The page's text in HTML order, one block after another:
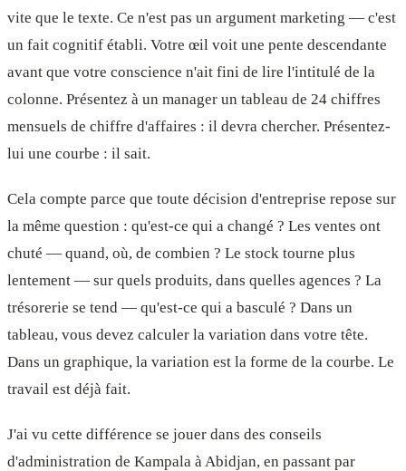
vite que le texte. Ce n'est pas un argument marketing — c'est
un fait cognitif établi. Votre œil voit une pente descendante
avant que votre conscience n'ait fini de lire l'intitulé de la
colonne. Présentez à un manager un tableau de 24 chiffres
mensuels de chiffre d'affaires : il devra chercher. Présentez-
lui une courbe : il sait.
Cela compte parce que toute décision d'entreprise repose sur
la même question : qu'est-ce qui a changé ? Les ventes ont
chuté — quand, où, de combien ? Le stock tourne plus
lentement — sur quels produits, dans quelles agences ? La
trésorerie se tend — qu'est-ce qui a basculé ? Dans un
tableau, vous devez calculer la variation dans votre tête.
Dans un graphique, la variation est la forme de la courbe. Le
travail est déjà fait.
J'ai vu cette différence se jouer dans des conseils
d'administration de Kampala à Abidjan, en passant par